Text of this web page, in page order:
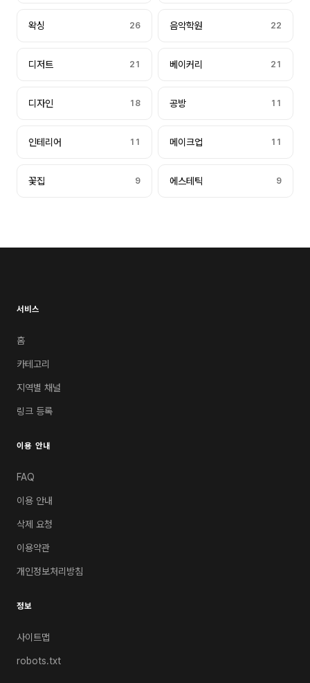
왁싱 26 음악학원 22
디저트 21 베이커리 21
디자인 18 공방 11
인테리어 11 메이크업 11
꽃집 9 에스테틱 9
서비스
홈
카테고리
지역별 채널
링크 등록
이용 안내
FAQ
이용 안내
삭제 요청
이용약관
개인정보처리방침
정보
사이트맵
robots.txt